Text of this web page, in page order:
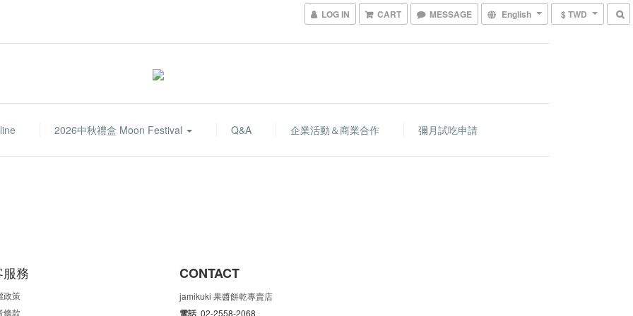
LOG IN CART MESSAGE English $ TWD
2026中秋禮盒 Moon Festival Q&A 企業活動＆商業合作 彌月試吃申請
務
政策
條款
CONTACT
jamikuki 果醬餅乾專賣店
電話 02-2558-2068